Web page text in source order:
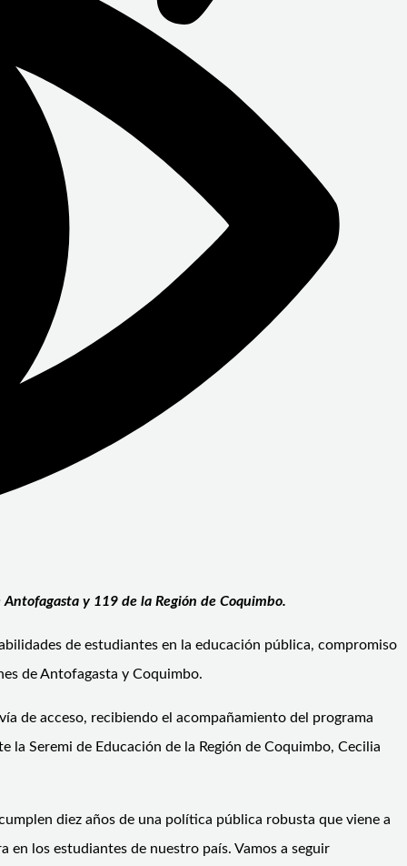
y 119 de la Región de Coquimbo.
de estudiantes en la educación pública, compromiso
de Antofagasta y Coquimbo.
de acceso, recibiendo el acompañamiento del programa
la Seremi de Educación de la Región de Coquimbo, Cecilia
diez años de una política pública robusta que viene a
en los estudiantes de nuestro país. Vamos a seguir